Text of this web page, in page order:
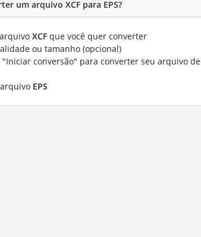
um arquivo XCF para EPS?
XCF que você quer converter
ou tamanho (opcional)
"Iniciar conversão" para converter seu arquivo de
EPS